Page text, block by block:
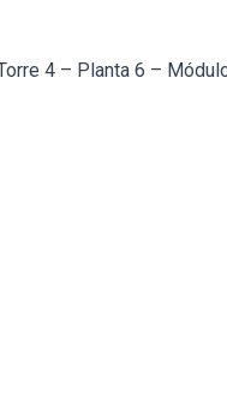
4 – Planta 6 –